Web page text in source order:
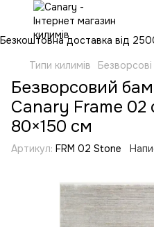
Безкоштовна доставка від
Типи килимів
Безворсовий
Canary Frame 02
80×150 см
Артикул: FRM 02 Stone